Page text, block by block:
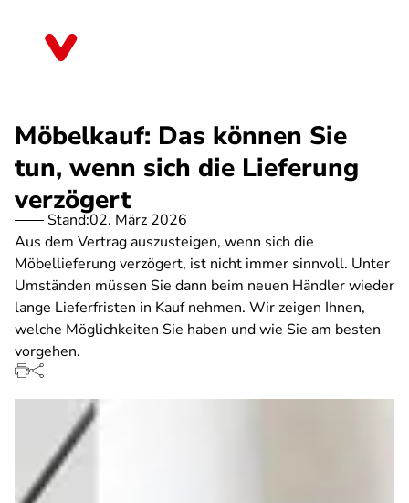
Möbelkauf: Das können Sie
tun, wenn sich die Lieferung
verzögert
Stand:02. März 2026
Aus dem Vertrag auszusteigen, wenn sich die
Möbellieferung verzögert, ist nicht immer sinnvoll. Unter
Umständen müssen Sie dann beim neuen Händler wieder
lange Lieferfristen in Kauf nehmen. Wir zeigen Ihnen,
welche Möglichkeiten Sie haben und wie Sie am besten
vorgehen.